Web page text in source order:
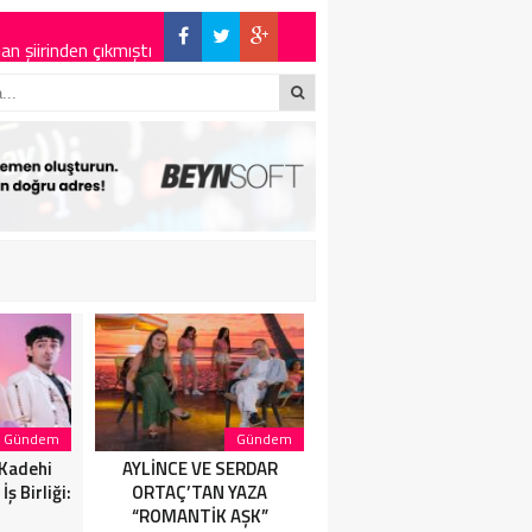
şiirinden çıkmıştı
DÜNYASININ
BÜYÜK ALKIŞ
Gündem
Birliği:
Gündem
AYLİNCE VE SERDAR
ORTAÇ’TAN YAZA
“ROMANTİK AŞK”